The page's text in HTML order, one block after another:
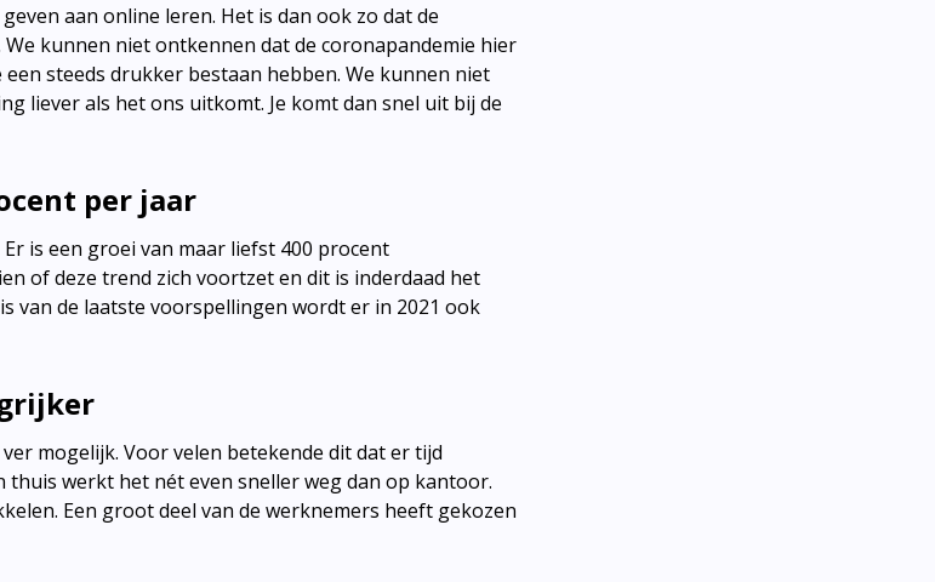
aan online leren. Het is dan ook zo dat de
kunnen niet ontkennen dat de coronapandemie hier
steeds drukker bestaan hebben. We kunnen niet
liever als het ons uitkomt. Je komt dan snel uit bij de
per jaar
is een groei van maar liefst 400 procent
of deze trend zich voortzet en dit is inderdaad het
van de laatste voorspellingen wordt er in 2021 ook
mogelijk. Voor velen betekende dit dat er tijd
werkt het nét even sneller weg dan op kantoor.
Een groot deel van de werknemers heeft gekozen